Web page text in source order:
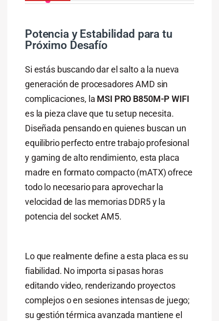
Potencia y Estabilidad para tu
Próximo Desafío
Si estás buscando dar el salto a la nueva
generación de procesadores AMD sin
complicaciones, la MSI PRO B850M-P WIFI
es la pieza clave que tu setup necesita.
Diseñada pensando en quienes buscan un
equilibrio perfecto entre trabajo profesional
y gaming de alto rendimiento, esta placa
madre en formato compacto (mATX) ofrece
todo lo necesario para aprovechar la
velocidad de las memorias DDR5 y la
potencia del socket AM5.
Lo que realmente define a esta placa es su
fiabilidad. No importa si pasas horas
editando video, renderizando proyectos
complejos o en sesiones intensas de juego;
su gestión térmica avanzada mantiene el